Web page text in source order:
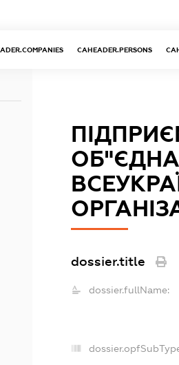
CAHEADER.PERSONS
dossier.title
dossier.fullName: